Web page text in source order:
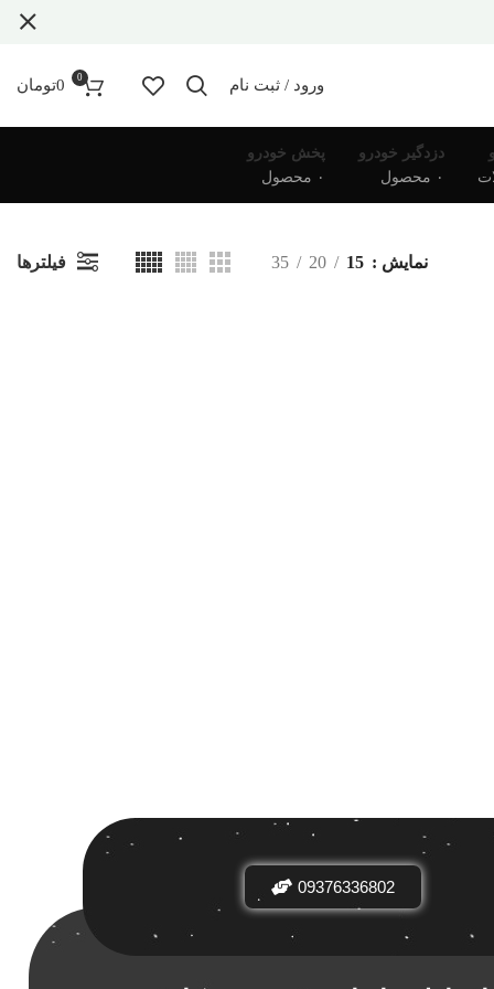
ورود / ثبت نام 0
0تومان
دزدگیر خودرو
۰ محصول
پخش خودرو
۰ محصول
نمایش 15
20
35 فیلترها
بر اساس
09376336802